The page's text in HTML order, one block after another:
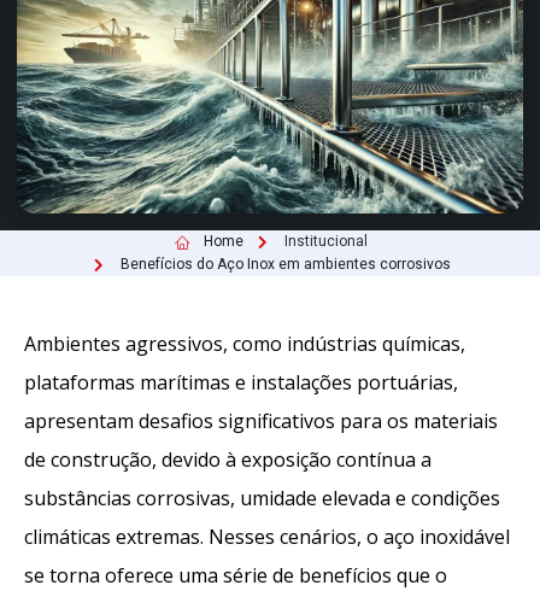
Home
Institucional
Benefícios do Aço Inox em ambientes corrosivos
Ambientes agressivos, como indústrias químicas,
plataformas marítimas e instalações portuárias,
apresentam desafios significativos para os materiais
de construção, devido à exposição contínua a
substâncias corrosivas, umidade elevada e condições
climáticas extremas. Nesses cenários, o aço inoxidável
se torna oferece uma série de benefícios que o